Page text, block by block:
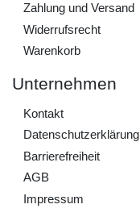
Zahlung und Versand
Widerrufs­recht
Warenkorb
Unternehmen
Kontakt
Daten­schutz­erklärung
Barrierefreiheit
AGB
Impressum